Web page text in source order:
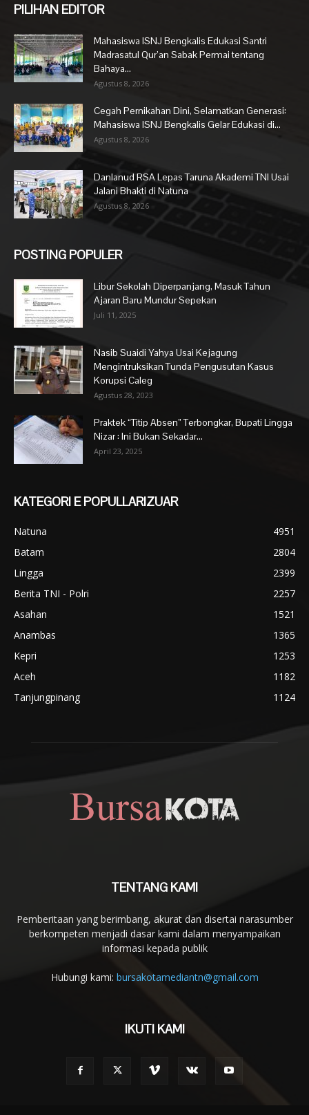
PILIHAN EDITOR
Mahasiswa ISNJ Bengkalis Edukasi Santri
Madrasatul Qur’an Sabak Permai tentang
Bahaya...
Agustus 8, 2026
Cegah Pernikahan Dini, Selamatkan Generasi:
Mahasiswa ISNJ Bengkalis Gelar Edukasi di...
Agustus 8, 2026
Danlanud RSA Lepas Taruna Akademi TNI Usai
Jalani Bhakti di Natuna
Agustus 8, 2026
POSTING POPULER
Libur Sekolah Diperpanjang, Masuk Tahun
Ajaran Baru Mundur Sepekan
Juli 11, 2025
Nasib Suaidi Yahya Usai Kejagung
Mengintruksikan Tunda Pengusutan Kasus
Korupsi Caleg
Agustus 28, 2023
Praktek “Titip Absen” Terbongkar, Bupati Lingga
Nizar : Ini Bukan Sekadar...
April 23, 2025
KATEGORI E POPULLARIZUAR
Natuna
4951
Batam
2804
Lingga
2399
Berita TNI - Polri
2257
Asahan
1521
Anambas
1365
Kepri
1253
Aceh
1182
Tanjungpinang
1124
TENTANG KAMI
Pemberitaan yang berimbang, akurat dan disertai narasumber
berkompeten menjadi dasar kami dalam menyampaikan
informasi kepada publik
Hubungi kami: bursakotamediantn@gmail.com
IKUTI KAMI